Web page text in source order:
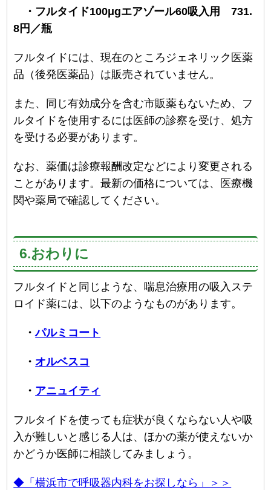
・フルタイド100μgエアゾール60吸入用 731.
8円／瓶
フルタイドには、現在のところジェネリック医薬
品（後発医薬品）は販売されていません。
また、同じ有効成分を含む市販薬もないため、フ
ルタイドを使用するには医師の診察を受け、処方
を受ける必要があります。
なお、薬価は診療報酬改定などにより変更される
ことがあります。最新の価格については、医療機
関や薬局で確認してください。
6.おわりに
フルタイドと同じような、喘息治療用の吸入ステ
ロイド薬には、以下のようなものがあります。
・パルミコート
・ オルベスコ
・ アニュイティ
フルタイドを使っても症状が良くならない人や吸
入が難しいと感じる人は、ほかの薬が使えないか
かどうか医師に相談してみましょう。
◆「横浜市で呼吸器内科をお探しなら」＞＞